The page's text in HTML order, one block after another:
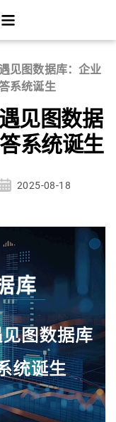
见图数据库：企业
系统诞生
见图数据
系统诞生
2025-08-18